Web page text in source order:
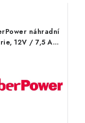
náhradní
12V / 7,5 Ah,